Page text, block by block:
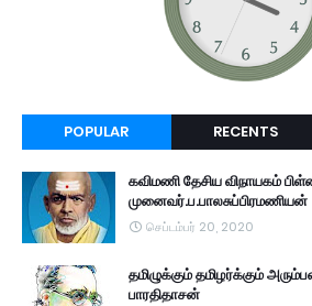
POPULAR RECENTS
கவிமணி தேசிய விநாயகம்
முனைவர்.ப.பாலசுப்பிரமணியன்
செப்டம்பர் 20, 2020
தமிழுக்கும் தமிழர்க்கும்
பாரதிதாசன்